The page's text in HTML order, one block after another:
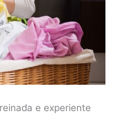
e experiente